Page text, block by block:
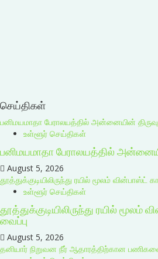
செய்திகள்
பனிமயமாதா பேராலயத்தில் அன்னையின்
உள்ளூர் செய்திகள்
பனிமயமாதா பேராலயத்தில்
August 5, 2026
தூத்துக்குடியிலிருந்து ரயில் மூலம் வின்பாஸ்ட்
உள்ளூர் செய்திகள்
தூத்துக்குடியிலிருந்து ரயில் மூலம்
வைப்பு
August 5, 2026
தனியார் நிறுவன நீர் ஆதாரத்திற்கான